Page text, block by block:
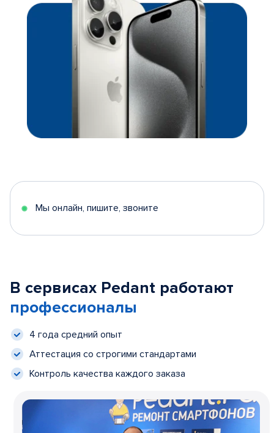
Мы онлайн, пишите, звоните
В сервисах Pedant работают
профессионалы
4 года средний опыт
Аттестация со строгими стандартами
Контроль качества каждого заказа